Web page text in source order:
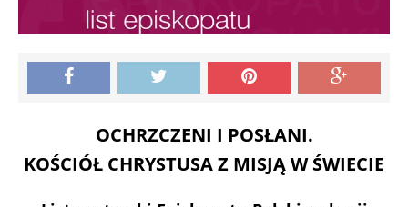
OCHRZCZENI I POSŁANI.
KOŚCIÓŁ CHRYSTUSA Z MISJĄ W ŚWIECIE